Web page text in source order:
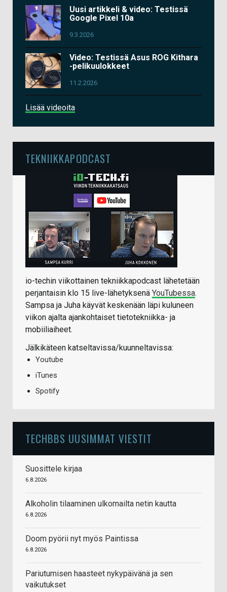
Uusi artikkeli & video: Testissä
Google Pixel 10a
9.3.2026
Video: Testissä Asus ROG Kithara
-pelikuulokkeet
11.2.2026
Lisää videoita
TEKNIIKKAPODCAST
io-techin viikottainen tekniikkapodcast lähetetään
perjantaisin klo 15 live-lähetyksenä YouTubessa.
Sampsa ja Juha käyvät keskenään läpi kuluneen
viikon ajalta ajankohtaiset tietotekniikka- ja
mobiiliaiheet.
Jälkikäteen katseltavissa/kuunneltavissa:
Youtube
iTunes
Spotify
TECHBBS UUSIMMAT VIESTIT
Suosittele kirjaa
6.8.2026
Alkoholin tilaaminen ulkomailta netin kautta
6.8.2026
Doom pyörii nyt myös Paintissa
6.8.2026
Pariutumisen haasteet nykypäivänä ja sen
vaikutukset